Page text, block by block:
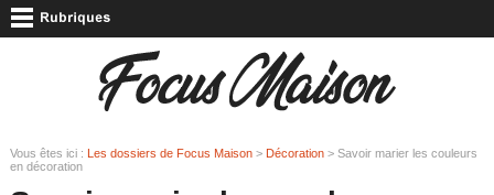
Vous êtes ici : Les dossiers de Focus Maison> Décoration> Savoir marier les couleurs
en décoration